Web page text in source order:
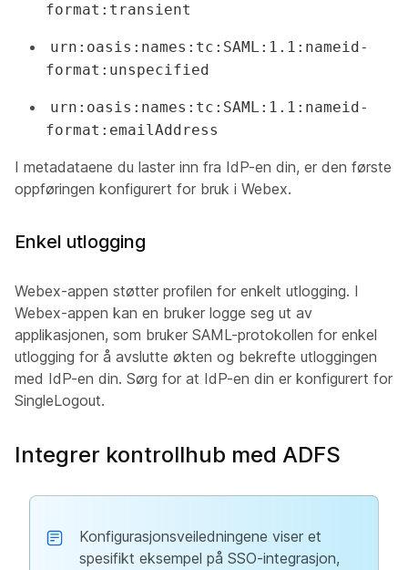
format:transient
urn:oasis:names:tc:SAML:1.1:nameid-
format:unspecified
urn:oasis:names:tc:SAML:1.1:nameid-
format:emailAddress
I metadataene du laster inn fra IdP-en din, er den første
oppføringen konfigurert for bruk i Webex.
Enkel utlogging
Webex-appen støtter profilen for enkelt utlogging. I
Webex-appen kan en bruker logge seg ut av
applikasjonen, som bruker SAML-protokollen for enkel
utlogging for å avslutte økten og bekrefte utloggingen
med IdP-en din. Sørg for at IdP-en din er konfigurert for
SingleLogout.
Integrer kontrollhub med ADFS
Konfigurasjonsveiledningene viser et
spesifikt eksempel på SSO-integrasjon,